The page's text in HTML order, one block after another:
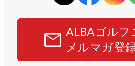
ALBAゴルフ
メルマガ登